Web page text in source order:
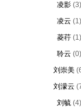
凌影 (3)
凌云 (1)
菱荇 (1)
聆云 (0)
刘崇美
刘濛云
刘毓 (4)